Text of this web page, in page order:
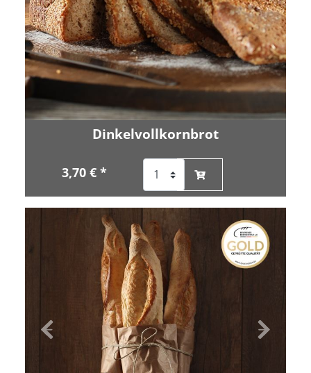
Dinkelvollkornbrot
3,70 € *
Zurück Vor